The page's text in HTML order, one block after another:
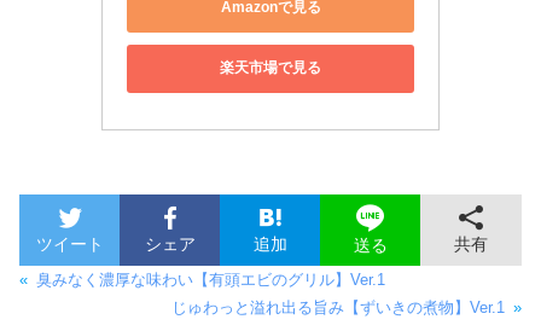
Amazonで見る
楽天市場で見る
ツイート シェア 追加 送る 共有
« 臭みなく濃厚な味わい【有頭エビのグリル】Ver.1
じゅわっと溢れ出る旨み【ずいきの煮物】Ver.1 »